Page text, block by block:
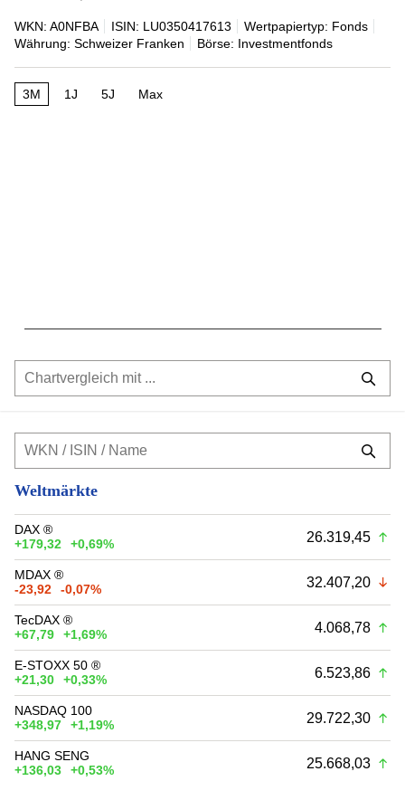
WKN: A0NFBA ISIN: LU0350417613
Wertpapiertyp: Fonds
Währung: Schweizer Franken
Börse: Investmentfonds
3M 1J 5J Max
Weltmärkte
DAX ®
+179,32
+0,69% 26.319,45
MDAX ®
-23,92
-0,07% 32.407,20
TecDAX ®
+67,79
+1,69% 4.068,78
E-STOXX 50 ®
+21,30
+0,33% 6.523,86
NASDAQ 100
+348,97
+1,19% 29.722,30
HANG SENG
+136,03
+0,53% 25.668,03